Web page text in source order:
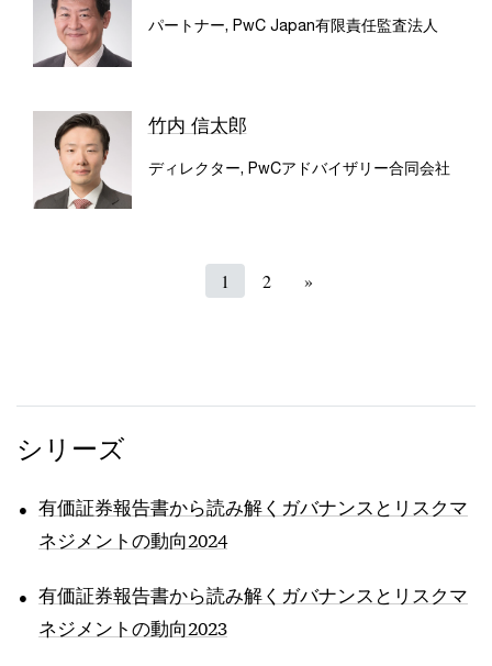
パートナー, PwC Japan有限責任監査法人
竹内 信太郎
ディレクター, PwCアドバイザリー合同会社
1 2 »
シリーズ
有価証券報告書から読み解くガバナンスとリスクマ
ネジメントの動向2024
有価証券報告書から読み解くガバナンスとリスクマ
ネジメントの動向2023